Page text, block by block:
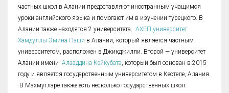
частных школ в Алании предоставляют иностранным учащимся
уроки английского языка и помогают им в изучении турецкого. В
Алании также находятся 2 университета. АХЕП,университет
Хамдуллы Эмина Паши в Алании, который является частным
университетом, расположен в Джикджилли. Второй — университет
Алании имени Алааддина Кейкубата, который был основан в 2015
году и является государственным университетом в Кестеле, Алания.
В Махмутларе также есть несколько государственных школ.